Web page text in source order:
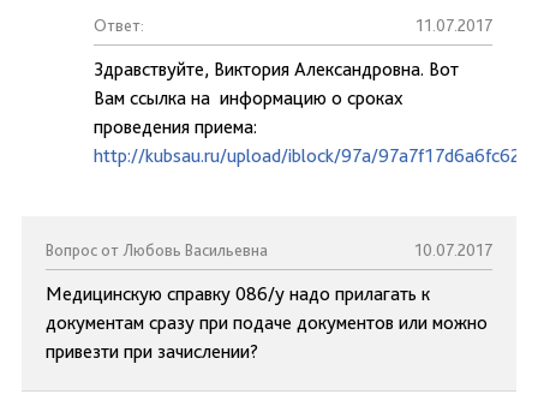
Ответ: 11.07.2017
Здравствуйте, Виктория Александровна. Вот
Вам ссылка на информацию о сроках
проведения приема:
http://kubsau.ru/upload/iblock/97a/
Вопрос от Любовь Васильевна 10.07.2017
Медицинскую справку 086/у надо прилагать к
документам сразу при подаче документов или можно
привезти при зачислении?